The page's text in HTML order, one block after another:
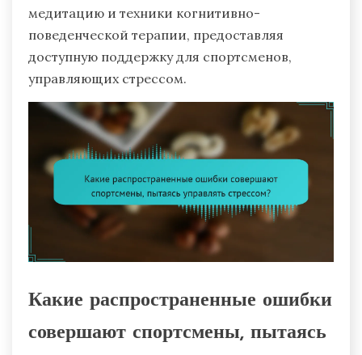
медитацию и техники когнитивно-
поведенческой терапии, предоставляя
доступную поддержку для спортсменов,
управляющих стрессом.
Какие распространенные ошибки
совершают спортсмены, пытаясь